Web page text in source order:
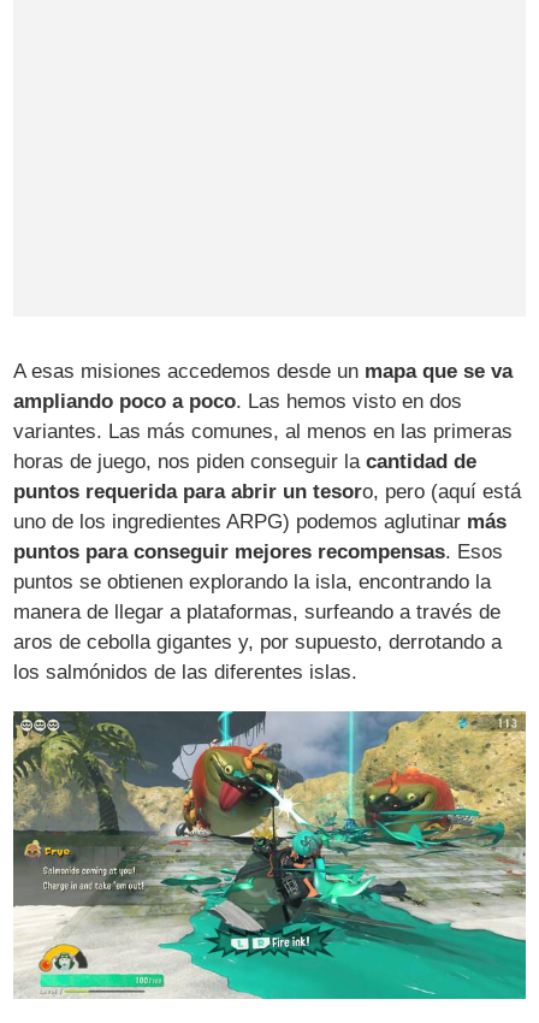
A esas misiones accedemos desde un mapa que se va
ampliando poco a poco. Las hemos visto en dos
variantes. Las más comunes, al menos en las primeras
horas de juego, nos piden conseguir lacantidad de
puntos requerida para abrir un tesoro, pero (aquí está
uno de los ingredientes ARPG) podemos aglutinar más
puntos para conseguir mejores recompensas. Esos
puntos se obtienen explorando la isla, encontrando la
manera de llegar a plataformas, surfeando a través de
aros de cebolla gigantes y, por supuesto, derrotando a
los salmónidos de las diferentes islas.